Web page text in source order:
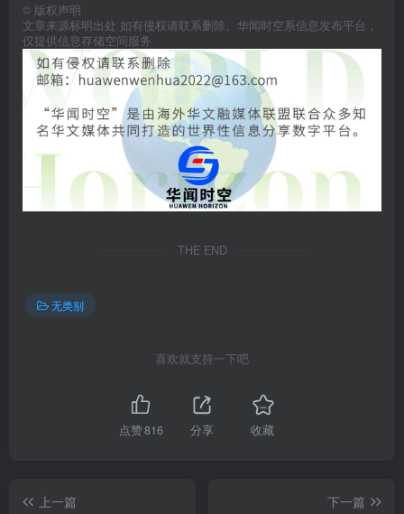
© 版权声明
文章来源标明出处 如有侵权请联系删除。华闻时空系信息发布平台，
仅提供信息存储空间服务
THE END
无类别
喜欢就支持一下吧
点赞816 分享 收藏
上一篇
下一篇